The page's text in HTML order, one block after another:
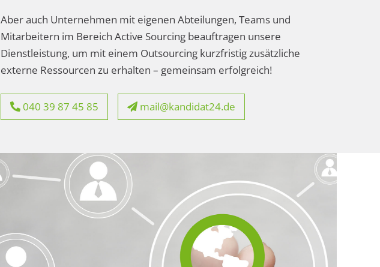
Aber auch Unternehmen mit eigenen Abteilungen, Teams und
Mitarbeitern im Bereich Active Sourcing beauftragen unsere
Dienstleistung, um mit einem Outsourcing kurzfristig zusätzliche
externe Ressourcen zu erhalten – gemeinsam erfolgreich!
040 39 87 45 85 mail@kandidat24.de